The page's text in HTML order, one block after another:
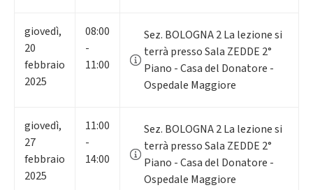
giovedì,
20
febbraio
2025
08:00
-
11:00
Sez. BOLOGNA 2 La lezione si
terrà presso Sala ZEDDE 2°
Piano - Casa del Donatore -
Ospedale Maggiore
giovedì,
27
febbraio
2025
11:00
-
14:00
Sez. BOLOGNA 2 La lezione si
terrà presso Sala ZEDDE 2°
Piano - Casa del Donatore -
Ospedale Maggiore